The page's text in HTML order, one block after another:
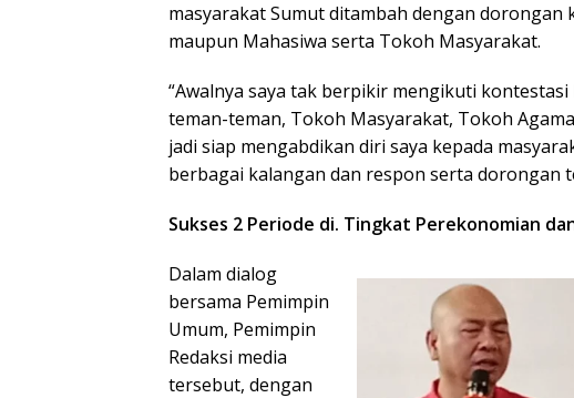
masyarakat Sumut ditambah dengan
maupun Mahasiwa serta Tokoh Masyarakat.
“Awalnya saya tak berpikir mengikuti
teman-teman, Tokoh Masyarakat, Tokoh
jadi siap mengabdikan diri saya kepada
berbagai kalangan dan respon serta dorongan
Sukses 2 Periode di. Tingkat Perekonomian
Dalam dialog
bersama Pemimpin
Umum, Pemimpin
Redaksi media
tersebut, dengan